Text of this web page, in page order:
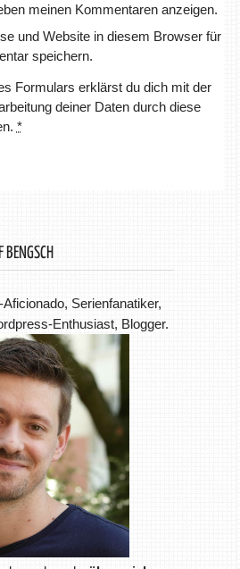
meinen Kommentaren anzeigen.
und Website in diesem Browser für
speichern.
Formulars erklärst du dich mit der
deiner Daten durch diese
*
BENGSCH
Serienfanatiker,
Enthusiast, Blogger.